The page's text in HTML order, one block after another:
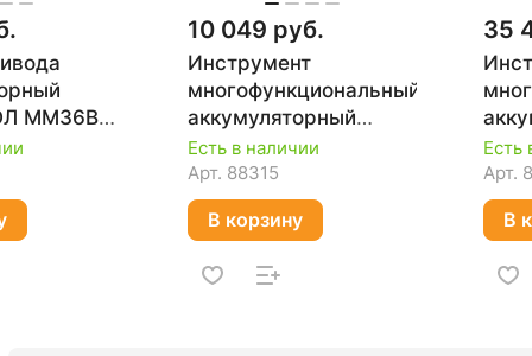
ММ36ВЭ
2
10 049 руб.
Инструмент
многофункциональный
аккумуляторный
Einhell PXC VARRITO
4465160
Есть в наличии
Арт. 88315
В корзину
35
Есть
Арт.
В